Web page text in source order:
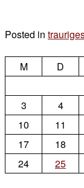
Posted in
M
D
3
4
10
11
17
18
24
25